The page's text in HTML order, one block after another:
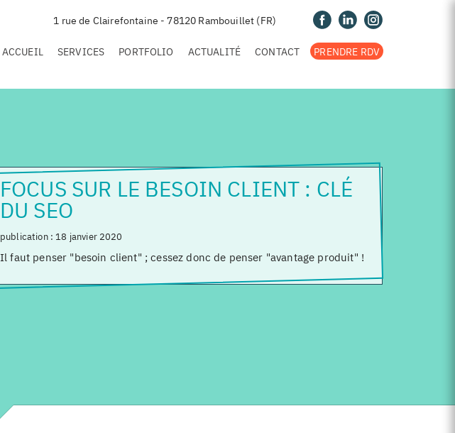
1 rue de Clairefontaine - 78120 Rambouillet (FR)
ACCUEIL SERVICES PORTFOLIO ACTUALITÉ CONTACT PRENDRE RDV
FOCUS SUR LE BESOIN CLIENT : CLÉ
DU SEO
publication : 18 janvier 2020
Il faut penser "besoin client" ; cessez donc de penser "avantage produit" !